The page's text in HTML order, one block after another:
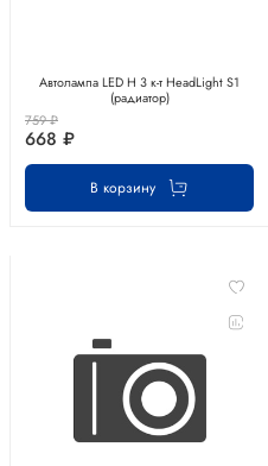
Автолампа LED Н 3 к-т HeadLight S1
(радиатор)
759 ₽
668 ₽
В корзину